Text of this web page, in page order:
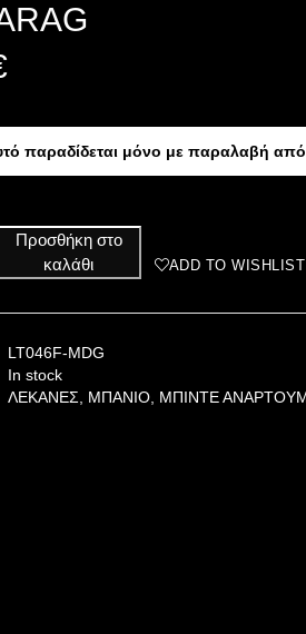
παραδίδεται μόνο με παραλαβή
Προσθήκη στο
καλάθι
ADD TO WISHLIST
LT046F-MDG
In stock
ΛΕΚΑΝΕΣ
ΜΠΑΝΙΟ, ΜΠΙΝΤΕ